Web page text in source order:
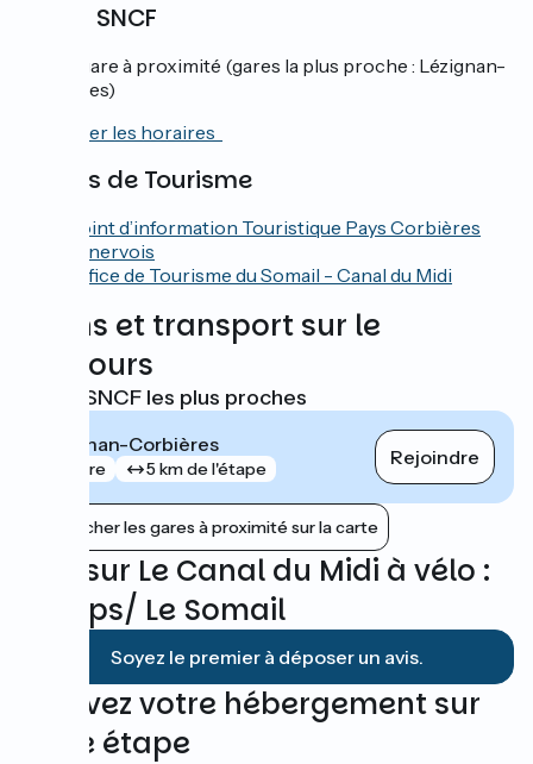
Gares SNCF
Pas de gare à proximité (gares la plus proche : Lézignan-
Corbières)
Consulter les horaires
Offices de Tourisme
Point d’information Touristique Pays Corbières
Minervois
Office de Tourisme du Somail - Canal du Midi
Trains et transport sur le
parcours
Gares SNCF les plus proches
Lézignan-Corbières
gare 5 km de l'étape Rejoindre
Afficher les gares à proximité sur la carte
Avis sur Le Canal du Midi à vélo :
Homps/ Le Somail
Soyez le premier à déposer un avis.
Trouvez votre hébergement sur
cette étape